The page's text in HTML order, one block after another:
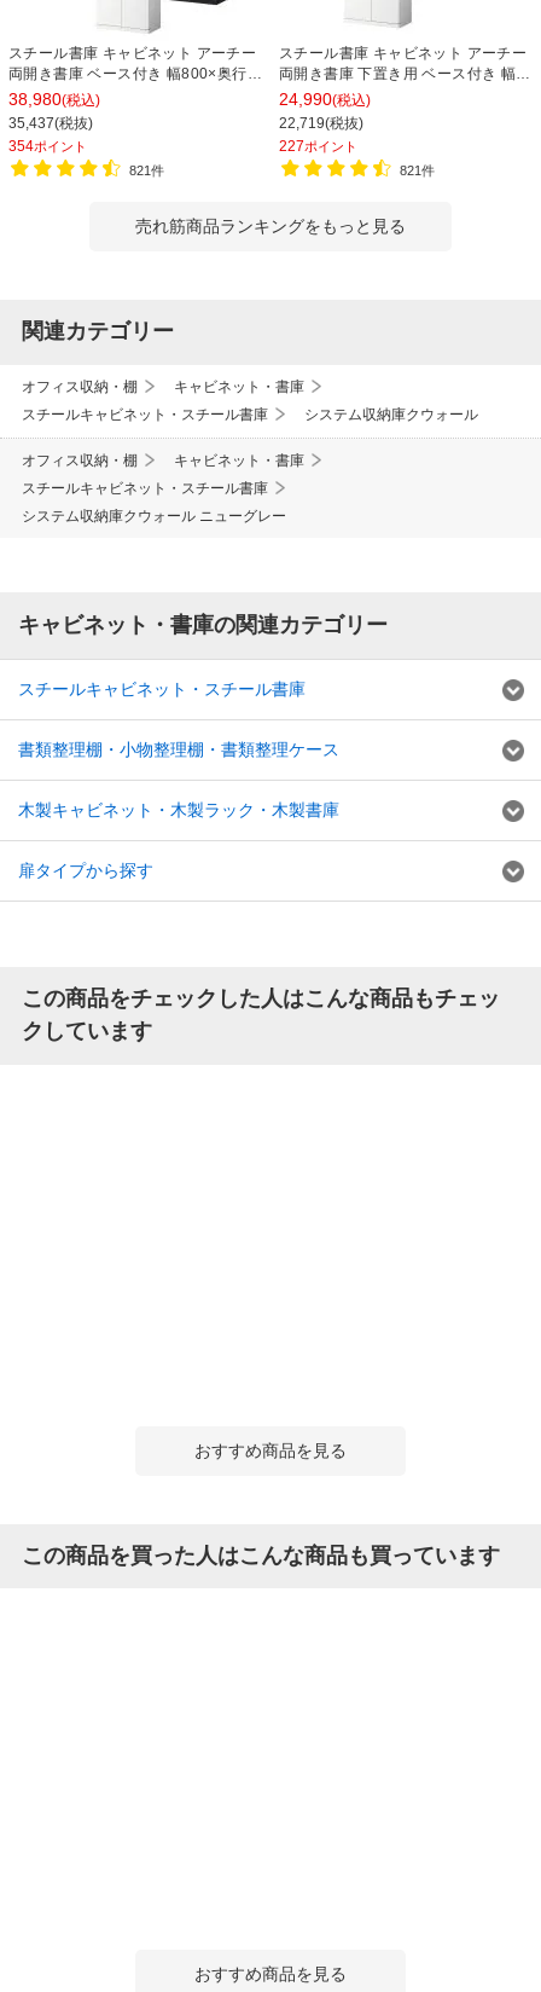
スチール書庫 キャビネット アーチー
両開き書庫 ベース付き 幅800×奥行
400×高さ1850mm
38,980(税込)
35,437(税抜)
354ポイント
821件
スチール書庫 キャビネット アーチー
両開き書庫 下置き用 ベース付き 幅
800×奥行400×高さ1100mm
24,990(税込)
22,719(税抜)
227ポイント
821件
売れ筋商品ランキングをもっと見る
関連カテゴリー
オフィス収納・棚
キャビネット・書庫
スチールキャビネット・スチール書庫
システム収納庫クウォール
オフィス収納・棚
キャビネット・書庫
スチールキャビネット・スチール書庫
システム収納庫クウォール ニューグレー
キャビネット・書庫の関連カテゴリー
スチールキャビネット・スチール書庫
書類整理棚・小物整理棚・書類整理ケース
木製キャビネット・木製ラック・木製書庫
扉タイプから探す
この商品をチェックした人はこんな商品もチェッ
クしています
おすすめ商品を見る
この商品を買った人はこんな商品も買っています
おすすめ商品を見る